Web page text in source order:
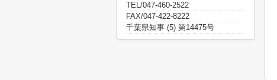
TEL/047-460-2522
FAX/047-422-8222
千葉県知事 (5) 第14475号